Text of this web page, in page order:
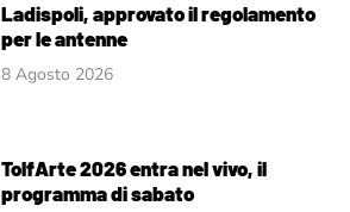
Ladispoli, approvato il regolamento
per le antenne
8 Agosto 2026
TolfArte 2026 entra nel vivo, il
programma di sabato